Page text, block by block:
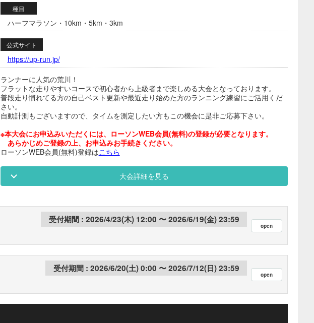
種目
ハーフマラソン・10km・5km・3km
公式サイト
https://up-run.jp/
ランナーに人気の荒川！
フラットな走りやすいコースで初心者から上級者まで楽しめる大会となっております。
普段走り慣れてる方の自己ベスト更新や最近走り始めた方のランニング練習にご活用くだ
さい。
自動計測もございますので、タイムを測定したい方もこの機会に是非ご応募下さい。
※本大会にお申込みいただくには、ローソンWEB会員(無料)の登録が必要となります。
あらかじめご登録の上、お申込みお手続きください。
ローソンWEB会員(無料)登録はこちら
大会詳細を見る
2026/4/23(木) 12:00 2026/6/19(金) 23:59
2026/6/20(土) 0:00 2026/7/12(日) 23:59